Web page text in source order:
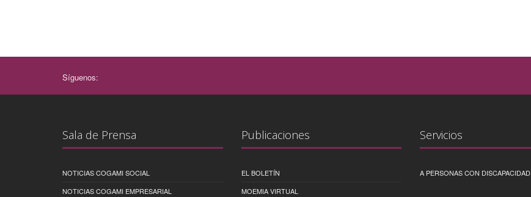
Síguenos:
Sala de Prensa
NOTICIAS COGAMI SOCIAL
NOTICIAS COGAMI EMPRESARIAL
Publicaciones
EL BOLETÍN
MOEMIA VIRTUAL
Servicios
A PERSONAS CON DISCAPACIDAD